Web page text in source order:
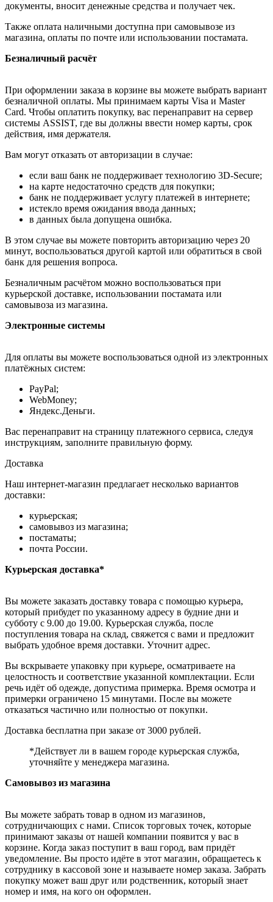
документы, вносит денежные средства и получает чек.
Также оплата наличными доступна при самовывозе из
магазина, оплаты по почте или использовании постамата.
Безналичный расчёт
При оформлении заказа в корзине вы можете выбрать вариант
безналичной оплаты. Мы принимаем карты Visa и Master
Card. Чтобы оплатить покупку, вас перенаправит на сервер
системы ASSIST, где вы должны ввести номер карты, срок
действия, имя держателя.
Вам могут отказать от авторизации в случае:
если ваш банк не поддерживает технологию 3D-Secure;
на карте недостаточно средств для покупки;
банк не поддерживает услугу платежей в интернете;
истекло время ожидания ввода данных;
в данных была допущена ошибка.
В этом случае вы можете повторить авторизацию через 20
минут, воспользоваться другой картой или обратиться в свой
банк для решения вопроса.
Безналичным расчётом можно воспользоваться при
курьерской доставке, использовании постамата или
самовывоза из магазина.
Электронные системы
Для оплаты вы можете воспользоваться одной из электронных
платёжных систем:
PayPal;
WebMoney;
Яндекс.Деньги.
Вас перенаправит на страницу платежного сервиса, следуя
инструкциям, заполните правильную форму.
Доставка
Наш интернет-магазин предлагает несколько вариантов
доставки:
курьерская;
самовывоз из магазина;
постаматы;
почта России.
Курьерская доставка*
Вы можете заказать доставку товара с помощью курьера,
который прибудет по указанному адресу в будние дни и
субботу с 9.00 до 19.00. Курьерская служба, после
поступления товара на склад, свяжется с вами и предложит
выбрать удобное время доставки. Уточнит адрес.
Вы вскрываете упаковку при курьере, осматриваете на
целостность и соответствие указанной комплектации. Если
речь идёт об одежде, допустима примерка. Время осмотра и
примерки ограничено 15 минутами. После вы можете
отказаться частично или полностью от покупки.
Доставка бесплатна при заказе от 3000 рублей.
*Действует ли в вашем городе курьерская служба,
уточняйте у менеджера магазина.
Самовывоз из магазина
Вы можете забрать товар в одном из магазинов,
сотрудничающих с нами. Список торговых точек, которые
принимают заказы от нашей компании появится у вас в
корзине. Когда заказ поступит в ваш город, вам придёт
уведомление. Вы просто идёте в этот магазин, обращаетесь к
сотруднику в кассовой зоне и называете номер заказа. Забрать
покупку может ваш друг или родственник, который знает
номер и имя, на кого он оформлен.